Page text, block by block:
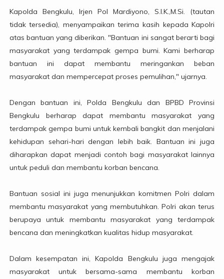
Kapolda Bengkulu, Irjen Pol Mardiyono, S.I.K.,M.Si. (tautan
tidak tersedia), menyampaikan terima kasih kepada Kapolri
atas bantuan yang diberikan. "Bantuan ini sangat berarti bagi
masyarakat yang terdampak gempa bumi. Kami berharap
bantuan ini dapat membantu meringankan beban
masyarakat dan mempercepat proses pemulihan," ujarnya.
Dengan bantuan ini, Polda Bengkulu dan BPBD Provinsi
Bengkulu berharap dapat membantu masyarakat yang
terdampak gempa bumi untuk kembali bangkit dan menjalani
kehidupan sehari-hari dengan lebih baik. Bantuan ini juga
diharapkan dapat menjadi contoh bagi masyarakat lainnya
untuk peduli dan membantu korban bencana.
Bantuan sosial ini juga menunjukkan komitmen Polri dalam
membantu masyarakat yang membutuhkan. Polri akan terus
berupaya untuk membantu masyarakat yang terdampak
bencana dan meningkatkan kualitas hidup masyarakat.
Dalam kesempatan ini, Kapolda Bengkulu juga mengajak
masyarakat untuk bersama-sama membantu korban